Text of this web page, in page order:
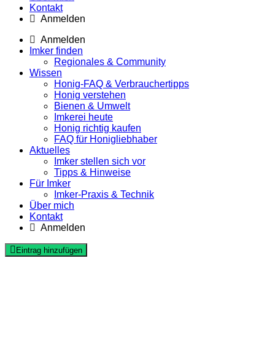
Kontakt
Anmelden
Anmelden
Imker finden
Regionales & Community
Wissen
Honig-FAQ & Verbrauchertipps
Honig verstehen
Bienen & Umwelt
Imkerei heute
Honig richtig kaufen
FAQ für Honigliebhaber
Aktuelles
Imker stellen sich vor
Tipps & Hinweise
Für Imker
Imker-Praxis & Technik
Über mich
Kontakt
Anmelden
Eintrag hinzufügen